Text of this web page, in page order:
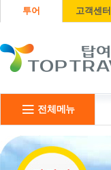
투어 고객센터
전체메뉴
리무진